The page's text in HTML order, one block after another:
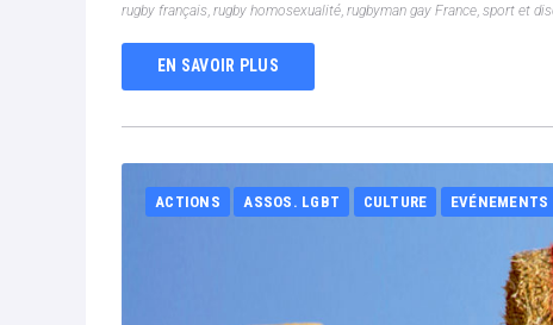
rugby français, rugby homosexualité, rugbyman gay France, sport et
EN SAVOIR PLUS
ACTIONS ASSOS. LGBT CULTURE EVÉNEMENTS